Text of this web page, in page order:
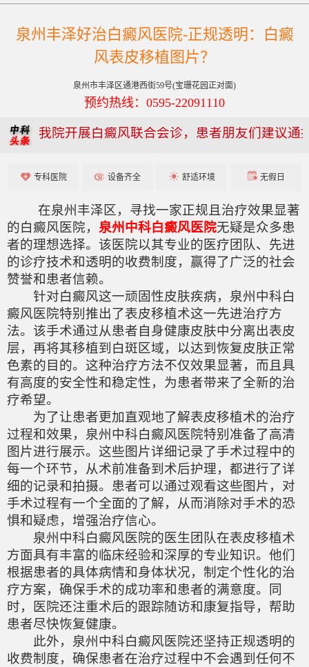
泉州丰泽好治白癜风医院-正规透明：白癜
风表皮移植图片？
泉州市丰泽区通港西街59号(宝珊花园正对面)
预约热线：0595-22091110
我院开展白癜风联合会诊，患者朋友们建议通
专科医院 设备齐全 舒适环境 无假日
在泉州丰泽区，寻找一家正规且治疗效果显著
的白癜风医院， 泉州中科白癜风医院无疑是众多患
者的理想选择。该医院以其专业的医疗团队、先进
的诊疗技术和透明的收费制度，赢得了广泛的社会
赞誉和患者信赖。
针对白癜风这一顽固性皮肤疾病，泉州中科白
癜风医院特别推出了表皮移植术这一先进治疗方
法。该手术通过从患者自身健康皮肤中分离出表皮
层，再将其移植到白斑区域，以达到恢复皮肤正常
色素的目的。这种治疗方法不仅效果显著，而且具
有高度的安全性和稳定性，为患者带来了全新的治
疗希望。
为了让患者更加直观地了解表皮移植术的治疗
过程和效果，泉州中科白癜风医院特别准备了高清
图片进行展示。这些图片详细记录了手术过程中的
每一个环节，从术前准备到术后护理，都进行了详
细的记录和拍摄。患者可以通过观看这些图片，对
手术过程有一个全面的了解，从而消除对手术的恐
惧和疑虑，增强治疗信心。
泉州中科白癜风医院的医生团队在表皮移植术
方面具有丰富的临床经验和深厚的专业知识。他们
根据患者的具体病情和身体状况，制定个性化的治
疗方案，确保手术的成功率和患者的满意度。同
时，医院还注重术后的跟踪随访和康复指导，帮助
患者尽快恢复健康。
此外，泉州中科白癜风医院还坚持正规透明的
收费制度，确保患者在治疗过程中不会遇到任何不